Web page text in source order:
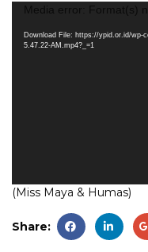
Video
Media error: Format(s)
Download File: https://ypid.or.id/wp-
5.47.22-AM.mp4?_=1
(Miss Maya & Humas)
Share: